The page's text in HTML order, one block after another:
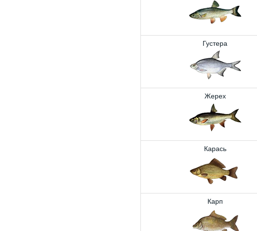
Густера
Жерех
Карась
Карп